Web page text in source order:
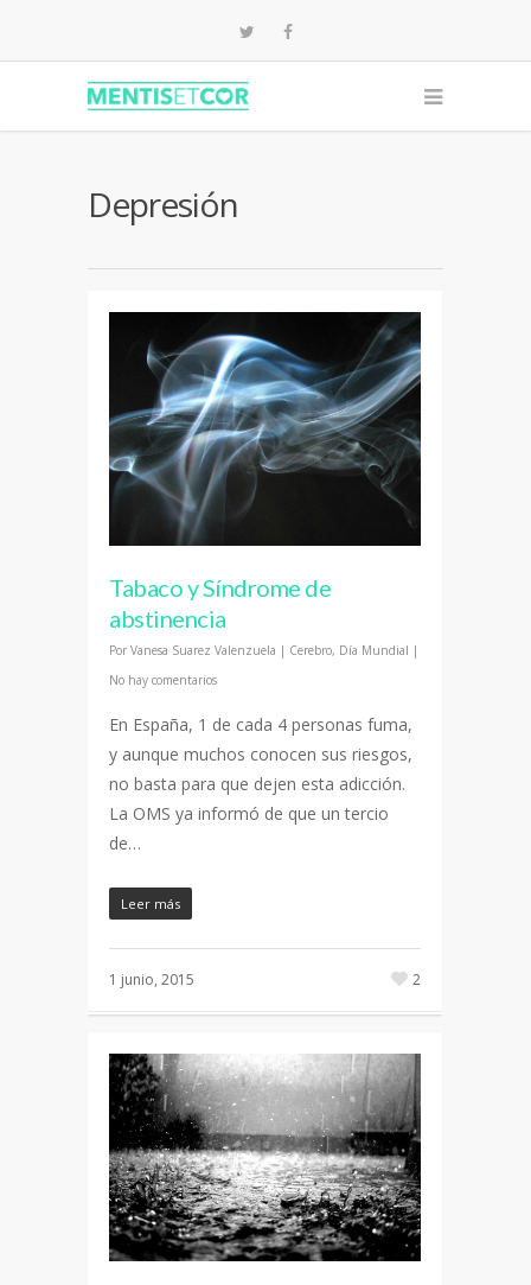
Depresión
Tabaco y Síndrome de
abstinencia
Por Vanesa Suarez Valenzuela | Cerebro, Día Mundial |
No hay comentarios
En España, 1 de cada 4 personas fuma,
y aunque muchos conocen sus riesgos,
no basta para que dejen esta adicción.
La OMS ya informó de que un tercio
de…
Leer más
1 junio, 2015 2